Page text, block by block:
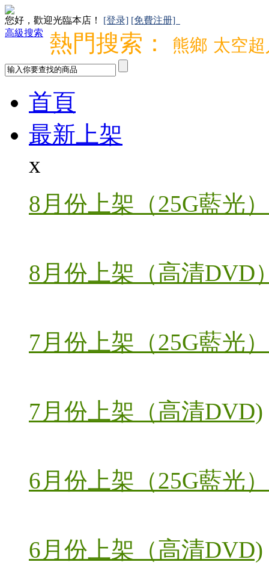
您好，歡迎光臨本店！ [登录] [免費注册]
高級搜索
熱門搜索： 熊鄉 太空
首頁
最新上架
x
8月份上架（25G藍光）
8月份上架（高清DVD
7月份上架（25G藍光）
7月份上架（高清DVD)
6月份上架（25G藍光）
6月份上架（高清DVD)